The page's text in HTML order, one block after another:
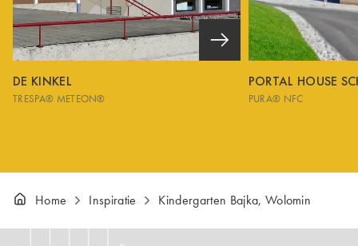
DE KINKEL
TRESPA® METEON®
PORTAL HOUSE
PURA® NFC
Home Inspiratie Kindergarten Bajka, Wolomin